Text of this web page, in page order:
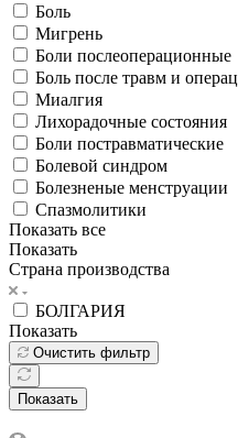
Боль
Мигрень
Боли послеоперационные
Боль после травм и операц
Миалгия
Лихорадочные состояния
Боли постравматические
Болевой синдром
Болезненые менструации
Спазмолитики
Показать все
Показать
Страна производства
БОЛГАРИЯ
Показать
Очистить фильтр
Показать